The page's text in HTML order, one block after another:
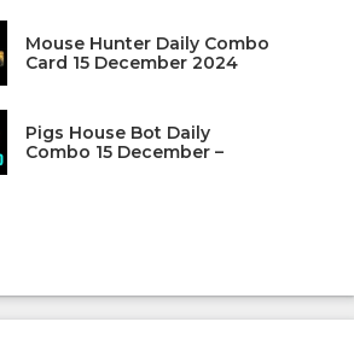
Mouse Hunter Daily Combo
Card 15 December 2024
Pigs House Bot Daily
Combo 15 December –